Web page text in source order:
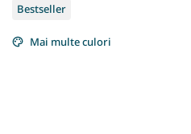
Bestseller
Mai multe culori